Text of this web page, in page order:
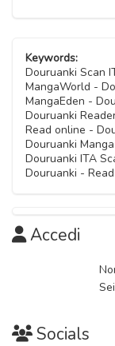
Keywords:
Douruanki Scan
MangaWorld -
MangaEden -
Douruanki
Read online -
Douruanki
Douruanki ITA
Douruanki -
Accedi
Socials